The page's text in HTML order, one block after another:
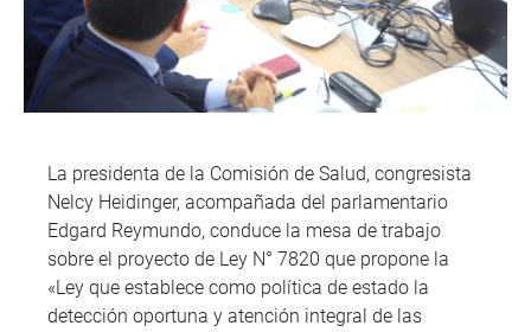
La presidenta de la Comisión de Salud, congresista
Nelcy Heidinger, acompañada del parlamentario
Edgard Reymundo, conduce la mesa de trabajo
sobre el proyecto de Ley N° 7820 que propone la
«Ley que establece como política de estado la
detección oportuna y atención integral de las